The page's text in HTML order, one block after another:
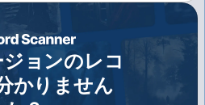
ョンのレコ
かりません